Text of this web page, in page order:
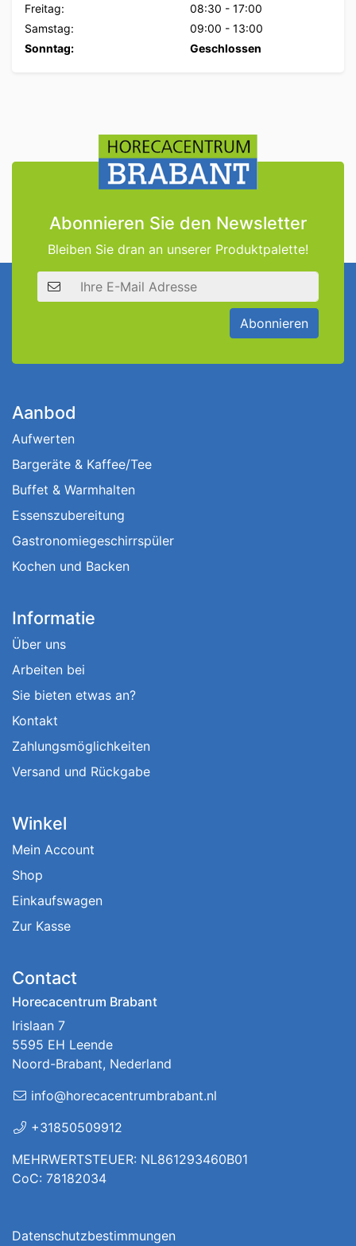
Freitag:
08:30 - 17:00
Samstag:
09:00 - 13:00
Sonntag:
Geschlossen
Abonnieren Sie den Newsletter
Bleiben Sie dran an unserer Produktpalette!
E-Mail Adresse
Abonnieren
Aanbod
Aufwerten
Bargeräte & Kaffee/Tee
Buffet & Warmhalten
Essenszubereitung
Gastronomiegeschirrspüler
Kochen und Backen
Informatie
Über uns
Arbeiten bei
Sie bieten etwas an?
Kontakt
Zahlungsmöglichkeiten
Versand und Rückgabe
Winkel
Mein Account
Shop
Einkaufswagen
Zur Kasse
Contact
Horecacentrum Brabant
Irislaan 7
5595 EH Leende
Noord-Brabant, Nederland
info@horecacentrumbrabant.nl
+31850509912
MEHRWERTSTEUER: NL861293460B01
CoC: 78182034
Datenschutzbestimmungen